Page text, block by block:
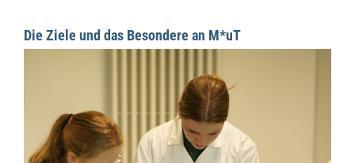
Die Ziele und das Besondere an M*uT